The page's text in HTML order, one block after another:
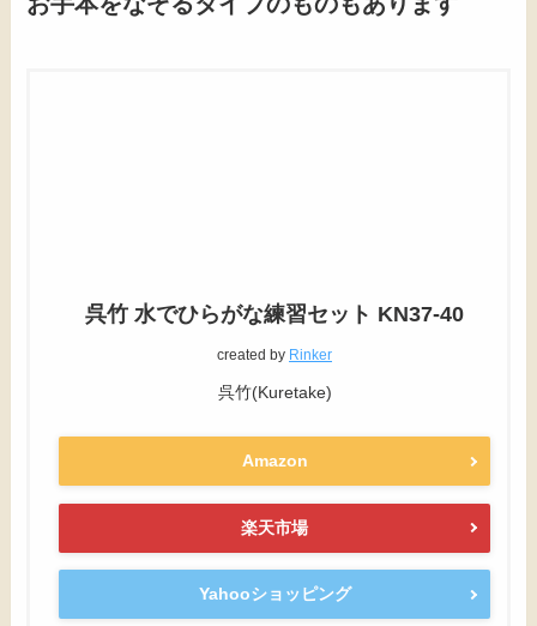
呉竹 水でひらがな練習セット KN37-40
created by Rinker
呉竹(Kuretake)
Amazon
楽天市場
Yahooショッピング